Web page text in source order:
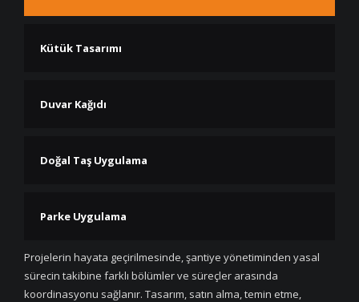
Kütük Tasarımı
Duvar Kağıdı
Doğal Taş Uygulama
Parke Uygulama
Projelerin hayata geçirilmesinde, şantiye yönetiminden yasal
sürecin takibine farklı bölümler ve süreçler arasında
koordinasyonu sağlanır. Tasarım, satın alma, temin etme,